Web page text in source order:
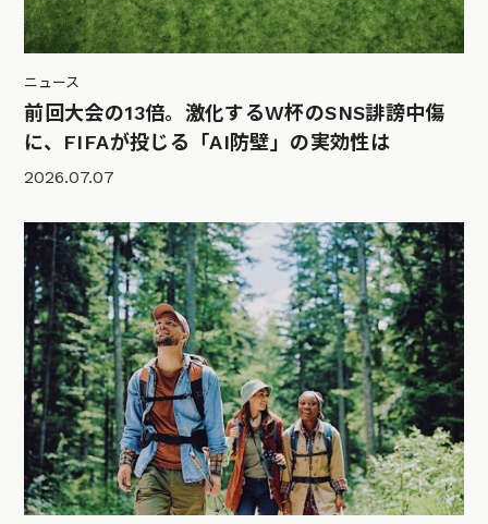
ニュース
前回大会の13倍。激化するW杯のSNS誹謗中傷
に、FIFAが投じる「AI防壁」の実効性は
2026.07.07